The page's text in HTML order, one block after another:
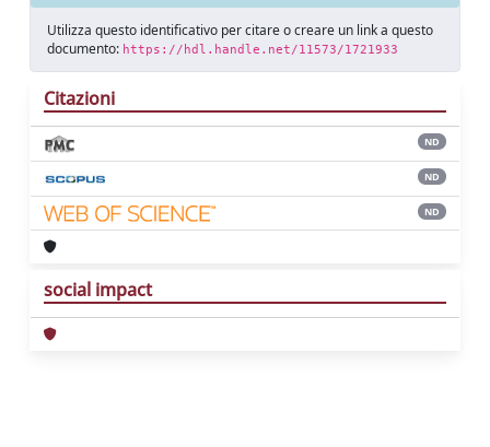
Utilizza questo identificativo per citare o creare un link a questo
documento: https://hdl.handle.net/11573/1721933
Citazioni
ND
ND
ND
social impact